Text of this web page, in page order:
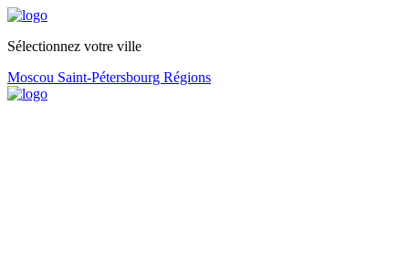
Sélectionnez votre ville
Moscou Saint-Pétersbourg Régions